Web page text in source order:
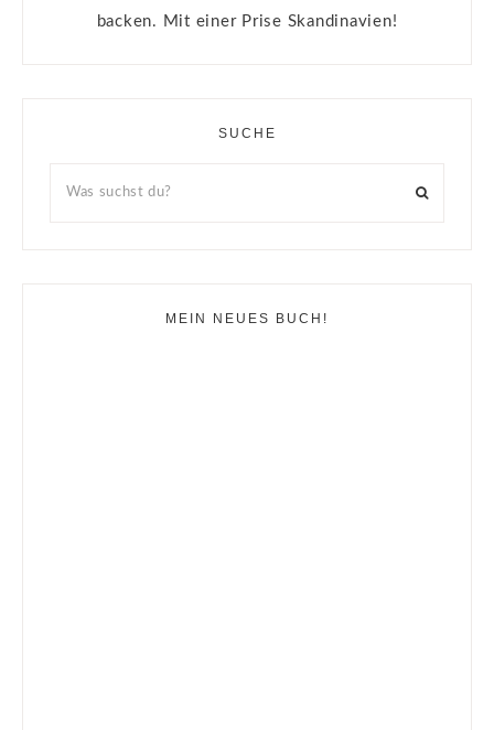
backen. Mit einer Prise Skandinavien!
SUCHE
MEIN NEUES BUCH!